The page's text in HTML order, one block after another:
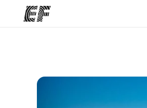
Найти ближайший офис